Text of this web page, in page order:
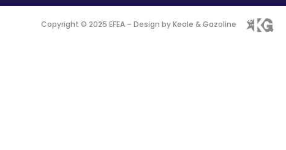
Copyright © 2025 EFEA – Design by Keole & Gazoline